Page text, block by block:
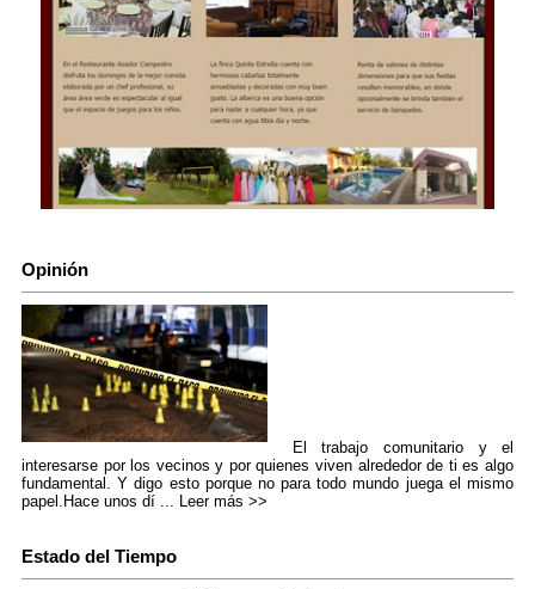
Opinión
El trabajo comunitario y el
interesarse por los vecinos y por quienes viven alrededor de ti es algo
fundamental. Y digo esto porque no para todo mundo juega el mismo
papel.Hace unos dí ... Leer más >>
Estado del Tiempo